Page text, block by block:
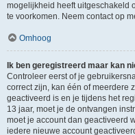
mogelijkheid heeft uitgeschakeld
te voorkomen. Neem contact op
Omhoog
Ik ben geregistreerd maar kan
Controleer eerst of je
correct zijn, kan één of meerdere
geactiveerd is en je tijdens het
13 jaar, moet je de ontvangen
moet je account dan geactiveerd
iedere nieuwe account